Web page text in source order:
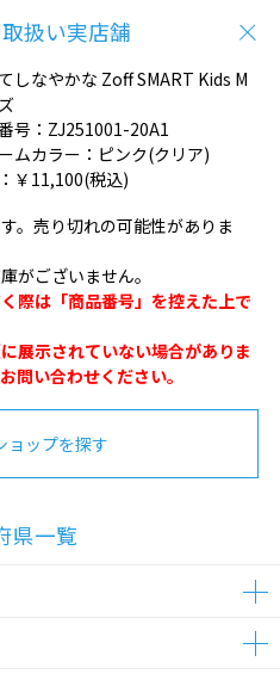
扱い実店舗
しなやかな Zoff SMART Kids M
号： ZJ251001-20A1
ムカラー： ピンク(クリア)
￥11,100(税込)
。売り切れの可能性がありま
がございません。
際は「商品番号」を控えた上で
展示されていない場合がありま
問い合わせください。
ョップを探す
県一覧